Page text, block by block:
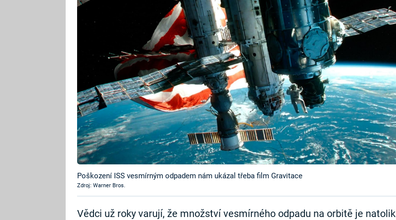
Poškození ISS vesmírným odpadem nám ukázal třeba film Gravitace
Zdroj: Warner Bros.
Vědci už roky varují, že množství vesmírného odpadu na orbitě je natolik